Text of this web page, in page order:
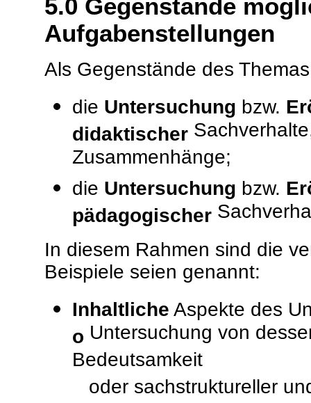
5.0 Gegenstände
Aufgabenstellungen
Als Gegenstände des
die Untersuchung bzw.
didaktischer
Zusammenhänge;
die Untersuchung bzw.
pädagogischer
In diesem Rahmen sind die
Beispiele seien genannt:
Inhaltliche Aspekte des
o Untersuchung von
Bedeutsamkeit
oder sachstruktureller